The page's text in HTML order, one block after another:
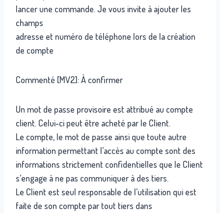
lancer une commande. Je vous invite à ajouter les
champs
adresse et numéro de téléphone lors de la création
de compte
Commenté [MV2]: À confirmer
Un mot de passe provisoire est attribué au compte
client. Celui-ci peut être acheté par le Client.
Le compte, le mot de passe ainsi que toute autre
information permettant l’accès au compte sont des
informations strictement confidentielles que le Client
s’engage à ne pas communiquer à des tiers.
Le Client est seul responsable de l’utilisation qui est
faite de son compte par tout tiers dans